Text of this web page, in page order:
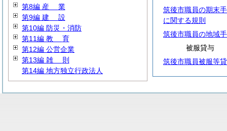
筑後市職員の期末
に関する規則
筑後市職員の地域
被服貸与
筑後市職員被服等
第8編 産 業
第9編 建 設
第10編 防災・消防
第11編 教 育
第12編 公営企業
第13編 雑 則
第14編 地方独立行政法人